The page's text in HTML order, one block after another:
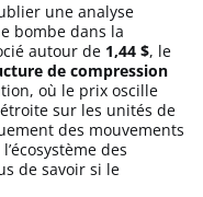
une analyse
bombe dans la
autour de 1,44 $, le
de compression
où le prix oscille
sur les unités de
des mouvements
des
de savoir si le